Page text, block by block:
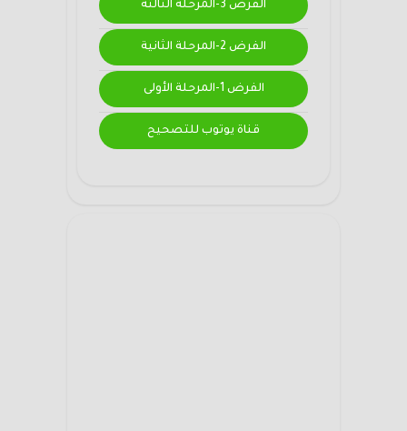
الفرض 3-المرحلة الثالثة
الفرض 2-المرحلة الثانية
الفرض 1-المرحلة الأولى
قناة يوتوب للتصحيح